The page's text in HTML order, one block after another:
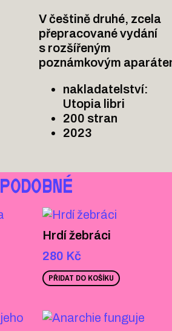
V češtině druhé, zcela
přepracované vydání
s rozšířeným
poznámkovým
nakladatelství:
Utopia libri
200 stran
2023
PODOBNÉ
Hrdí žebráci
280 Kč
PŘIDAT DO KOŠÍKU